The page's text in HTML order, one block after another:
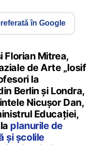
în Google
Florian Mitrea,
de Arte „Iosif
la
Berlin și Londra,
Nicușor Dan,
Educației,
planurile de
și școlile